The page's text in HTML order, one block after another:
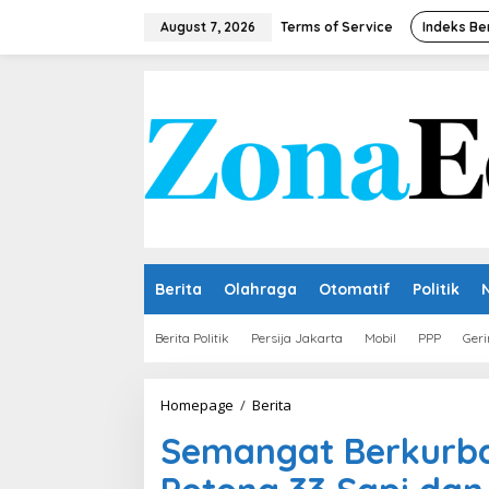
August 7, 2026 Terms of Service Indeks
Berita Olahraga Otomatif Politik
Berita Politik Persija Jakarta Mobil PPP
Homepage / Berita
Meningkat,
Unissula
Potong
Semangat